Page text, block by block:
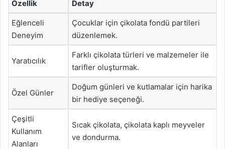
Özellik Detay
Eğlenceli
Deneyim
Çocuklar için çikolata fondü partileri
düzenlemek.
Yaratıcılık
Farklı çikolata türleri ve malzemeler ile
tarifler oluşturmak.
Özel Günler
Doğum günleri ve kutlamalar için harika
bir hediye seçeneği.
Çeşitli
Kullanım
Alanları
Sıcak çikolata, çikolata kaplı meyveler
ve dondurma.